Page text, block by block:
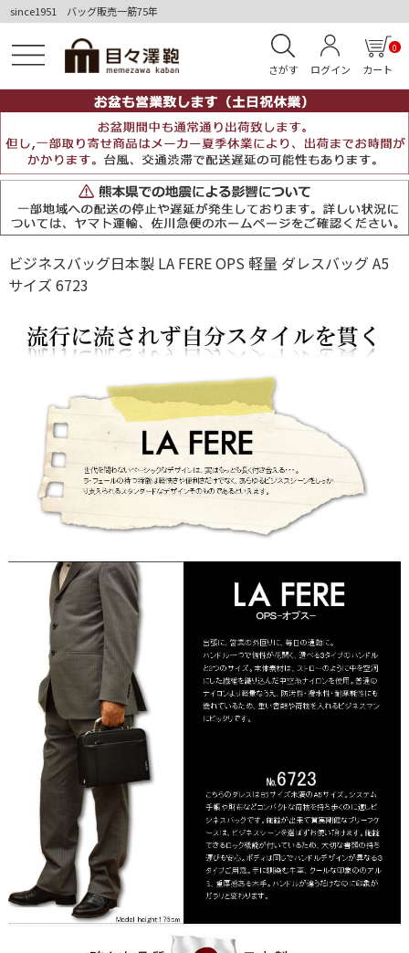
since1951 バッグ販売一筋75年
さがす ログイン カート
0
ビジネスバッグ日本製 LA FERE OPS 軽量 ダレスバッグ A5
サイズ 6723